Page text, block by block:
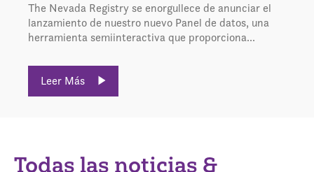
The Nevada Registry se enorgullece de anunciar el
lanzamiento de nuestro nuevo Panel de datos, una
herramienta semiinteractiva que proporciona...
Leer Más
Todas las noticias &